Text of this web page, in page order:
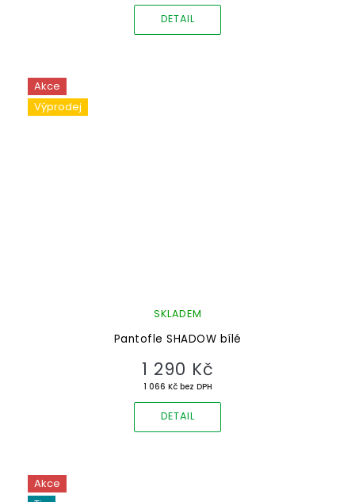
DETAIL
Akce
Výprodej
Pantofle SHADOW bílé
SKLADEM
1 066 Kč bez DPH
1 290 Kč
DETAIL
Akce